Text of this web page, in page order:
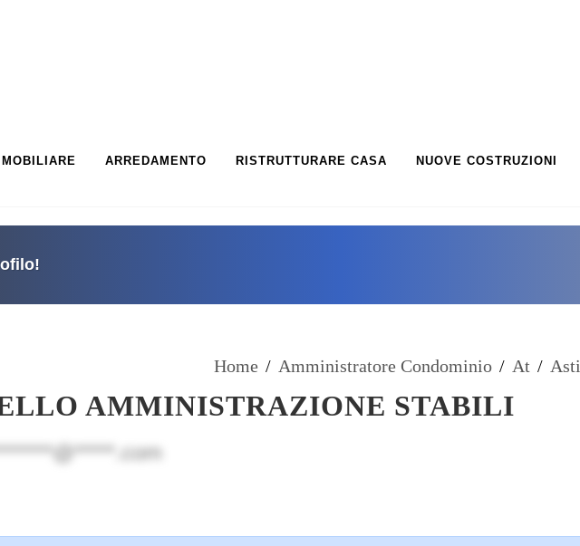
ARREDAMENTO RISTRUTTURARE CASA NUOVE COSTRUZIONI
Home / Amministratore Condominio / At / Asti
AMMINISTRAZIONE STABILI